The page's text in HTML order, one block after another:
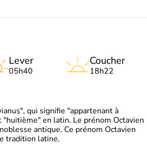
Lever
05h40
Coucher
18h22
qui signifie "appartenant à
en latin. Le prénom Octavien
antique. Ce prénom Octavien
tradition latine.